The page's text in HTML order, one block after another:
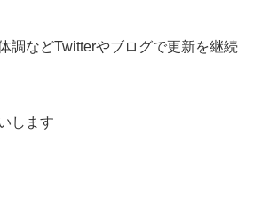
調などTwitterやブログで更新を継続
します